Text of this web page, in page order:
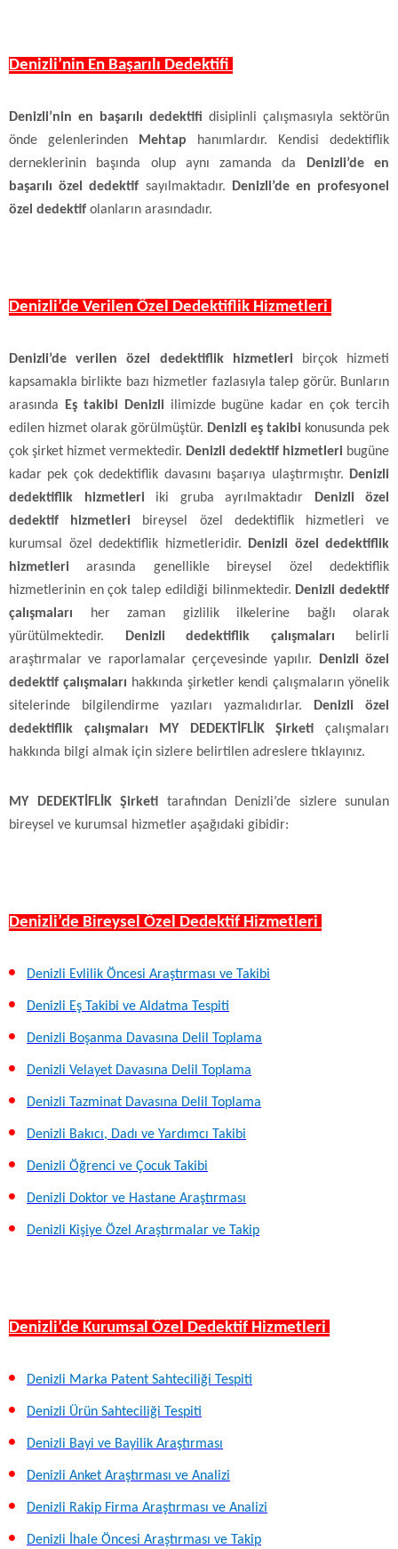
Denizli’nin En Başarılı Dedektifi
Denizli’nin en başarılı dedektifi disiplinli çalışmasıyla sektörün
önde gelenlerinden
Mehtap
hanımlardır. Kendisi dedektiflik
derneklerinin başında olup aynı zamanda da
Denizli’de en
başarılı özel dedektif sayılmaktadır. Denizli’de en profesyonel
özel dedektif olanların arasındadır.
Denizli’de Verilen Özel Dedektiflik Hizmetleri
Denizli’de verilen özel dedektiflik hizmetleri
birçok hizmeti
kapsamakla birlikte bazı hizmetler fazlasıyla talep görür. Bunların
arasında
Eş takibi Denizli ilimizde bugüne kadar en çok tercih
edilen hizmet olarak görülmüştür. Denizli eş takibi konusunda pek
çok şirket hizmet vermektedir. Denizli dedektif hizmetleri bugüne
kadar pek çok dedektiflik davasını başarıya ulaştırmıştır. Denizli
dedektiflik hizmetleriiki gruba ayrılmaktadır Denizli özel
dedektif hizmetleri
bireysel özel dedektiflik hizmetleri ve
kurumsal özel dedektiflik hizmetleridir.
Denizli özel dedektiflik
hizmetleriarasında genellikle bireysel özel dedektiflik
hizmetlerinin en çok talep edildiği bilinmektedir. Denizli dedektif
çalışmaları
her zaman gizlilik ilkelerine bağlı olarak
yürütülmektedir.
Denizli dedektiflik çalışmaları
belirli
araştırmalar ve raporlamalar çerçevesinde yapılır. Denizli özel
dedektif çalışmaları hakkında şirketler kendi çalışmaların yönelik
sitelerinde bilgilendirme yazıları yazmalıdırlar. Denizli özel
dedektiflik çalışmaları MY DEDEKTİFLİK Şirketi çalışmaları
hakkında bilgi almak için sizlere belirtilen adreslere tıklayınız.
MY DEDEKTİFLİK Şirketi tarafından Denizli’de sizlere sunulan
bireysel ve kurumsal hizmetler aşağıdaki gibidir:
Denizli’de Bireysel Özel Dedektif Hizmetleri
Denizli Evlilik Öncesi Araştırması ve Takibi
Denizli Eş Takibi ve Aldatma Tespiti
Denizli Boşanma Davasına Delil Toplama
Denizli Velayet Davasına Delil Toplama
Denizli Tazminat Davasına Delil Toplama
Denizli Bakıcı, Dadı ve Yardımcı Takibi
Denizli Öğrenci ve Çocuk Takibi
Denizli Doktor ve Hastane Araştırması
Denizli Kişiye Özel Araştırmalar ve Takip
Denizli’de Kurumsal Özel Dedektif Hizmetleri
Denizli Marka Patent Sahteciliği Tespiti
Denizli Ürün Sahteciliği Tespiti
Denizli Bayi ve Bayilik Araştırması
Denizli Anket Araştırması ve Analizi
Denizli Rakip Firma Araştırması ve Analizi
Denizli İhale Öncesi Araştırması ve Takip